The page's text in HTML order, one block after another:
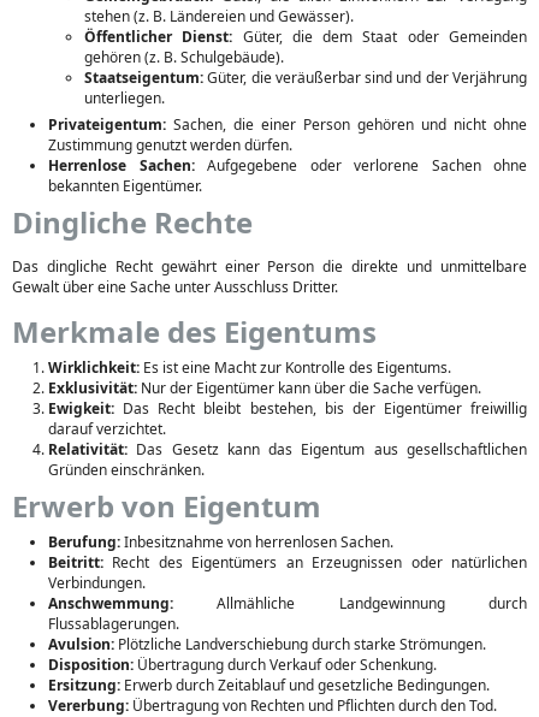
stehen (z. B. Ländereien und Gewässer).
Öffentlicher Dienst: Güter, die dem Staat oder Gemeinden
gehören (z. B. Schulgebäude).
Staatseigentum:Güter, die veräußerbar sind und der Verjährung
unterliegen.
Privateigentum: Sachen, die einer Person gehören und nicht ohne
Zustimmung genutzt werden dürfen.
Herrenlose Sachen:Aufgegebene oder verlorene Sachen ohne
bekannten Eigentümer.
Dingliche Rechte
Das dingliche Recht gewährt einer Person die direkte und unmittelbare
Gewalt über eine Sache unter Ausschluss Dritter.
Merkmale des Eigentums
Wirklichkeit: Es ist eine Macht zur Kontrolle des Eigentums.
Exklusivität: Nur der Eigentümer kann über die Sache verfügen.
Ewigkeit: Das Recht bleibt bestehen, bis der Eigentümer freiwillig
darauf verzichtet.
Relativität: Das Gesetz kann das Eigentum aus gesellschaftlichen
Gründen einschränken.
Erwerb von Eigentum
Berufung:Inbesitznahme von herrenlosen Sachen.
Beitritt: Recht des Eigentümers an Erzeugnissen oder natürlichen
Verbindungen.
Anschwemmung: Allmähliche Landgewinnung durch
Flussablagerungen.
Avulsion: Plötzliche Landverschiebung durch starke Strömungen.
Disposition: Übertragung durch Verkauf oder Schenkung.
Ersitzung: Erwerb durch Zeitablauf und gesetzliche Bedingungen.
Vererbung: Übertragung von Rechten und Pflichten durch den Tod.